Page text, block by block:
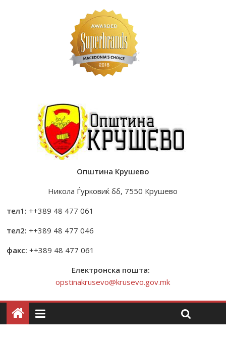
Општина Крушево
Никола Ѓурковиќ бб, 7550 Крушево
тел1: ++389 48 477 061
тел2: ++389 48 477 046
факс: ++389 48 477 061
Електронска пошта:
opstinakrusevo@krusevo.gov.mk